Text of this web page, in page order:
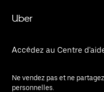
Uber
Accédez au Centre
Ne vendez pas et ne
personnelles.